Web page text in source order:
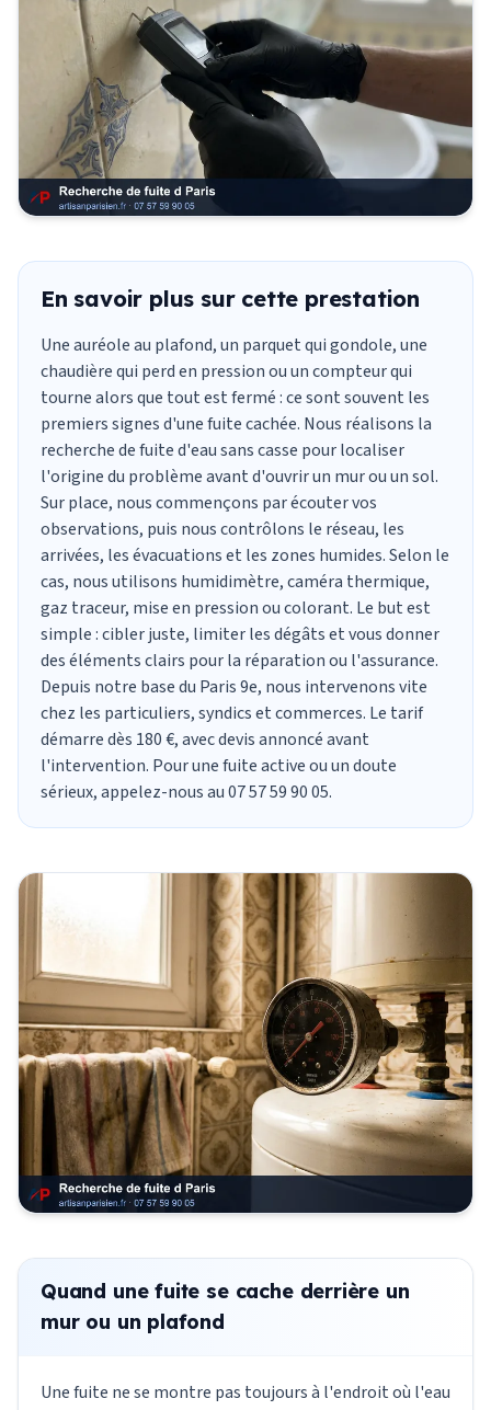
En savoir plus sur cette prestation
Une auréole au plafond, un parquet qui gondole, une
chaudière qui perd en pression ou un compteur qui
tourne alors que tout est fermé : ce sont souvent les
premiers signes d'une fuite cachée. Nous réalisons la
recherche de fuite d'eausans casse pour localiser
l'origine du problème avant d'ouvrir un mur ou un sol.
Sur place, nous commençons par écouter vos
observations, puis nous contrôlons le réseau, les
arrivées, les évacuations et les zones humides. Selon le
cas, nous utilisons humidimètre, caméra thermique,
gaz traceur, mise en pression ou colorant. Le but est
simple : cibler juste, limiter les dégâts et vous donner
des éléments clairs pour la réparationou l'assurance.
Depuis notre base du Paris 9e, nous intervenons vite
chez les particuliers, syndics et commerces. Le tarif
démarre dès 180 €, avec devis annoncé avant
l'intervention. Pour une fuite active ou un doute
sérieux, appelez-nous au 07 57 59 90 05.
Quand une fuite se cache derrière un
mur ou un plafond
Une fuite ne se montre pas toujours à l'endroit où l'eau